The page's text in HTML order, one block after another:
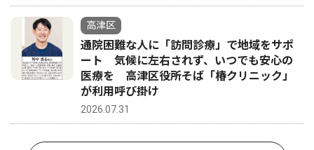
高津区
通院困難な人に「訪問診療」で地域をサポ
ート 気候に左右されず、いつでも安心の
医療を 高津区役所そば「椿クリニック」
が利用呼び掛け
2026.07.31